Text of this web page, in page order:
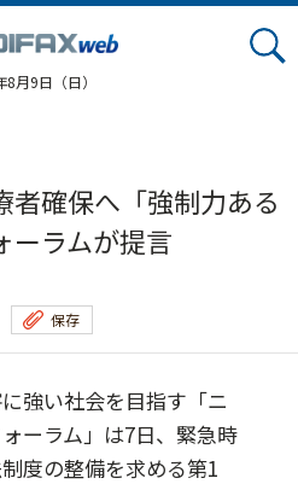
月9日（日）
者確保へ「強制力ある
ラムが提言
保存
強い社会を目指す「ニ
ーラム」は7日、緊急時
度の整備を求める第1